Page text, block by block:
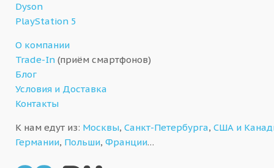
Dyson
PlayStation 5
О компании
Trade-In (приём смартфонов)
Блог
Условия и Доставка
Контакты
К нам едут из: Москвы, Санкт-Петербурга, США и
Германии, Польши, Франции…